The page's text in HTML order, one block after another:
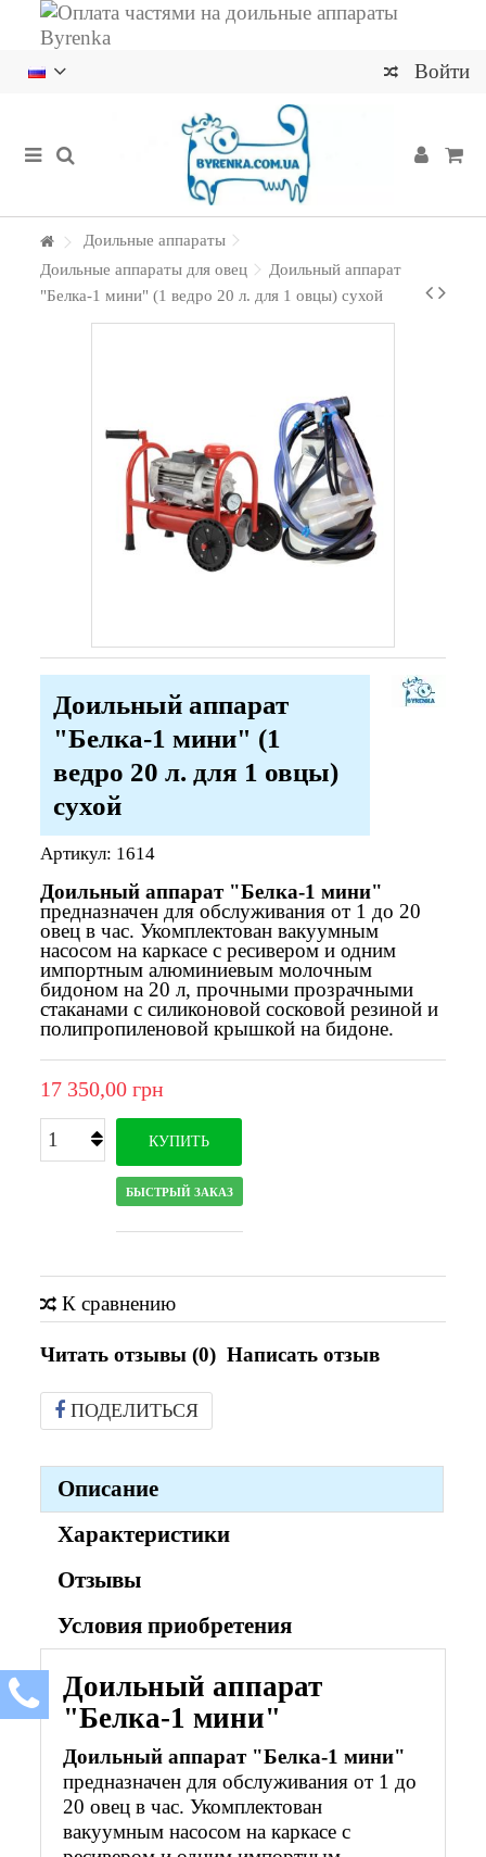
Войти
Доильные аппараты
Доильные аппараты для овец
Доильный аппарат
"Белка-1 мини" (1 ведро 20 л. для 1 овцы) сухой
Доильный аппарат
"Белка-1 мини" (1
ведро 20 л. для 1 овцы)
сухой
Артикул: 1614
Доильный аппарат "Белка-1 мини"
предназначен для обслуживания от 1 до 20
овец в час. Укомплектован вакуумным
насосом на каркасе с ресивером и одним
импортным алюминиевым молочным
бидоном на 20 л, прочными прозрачными
стаканами с силиконовой сосковой резиной и
полипропиленовой крышкой на бидоне.
17 350,00 грн
КУПИТЬ
БЫСТРЫЙ ЗАКАЗ
К сравнению
Читать отзывы (0) Написать отзыв
ПОДЕЛИТЬСЯ
Описание
Характеристики
Отзывы
Условия приобретения
Доильный аппарат
"Белка-1 мини"
Доильный аппарат "Белка-1 мини"
предназначен для обслуживания от 1 до
20 овец в час. Укомплектован
вакуумным насосом на каркасе с